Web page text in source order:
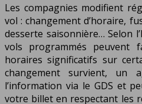
Les compagnies modifient
vol : changement d’horaire,
desserte saisonnière… Selon
vols programmés peuvent
horaires significatifs sur
changement survient, un
l’information via le GDS et
votre billet en respectant les